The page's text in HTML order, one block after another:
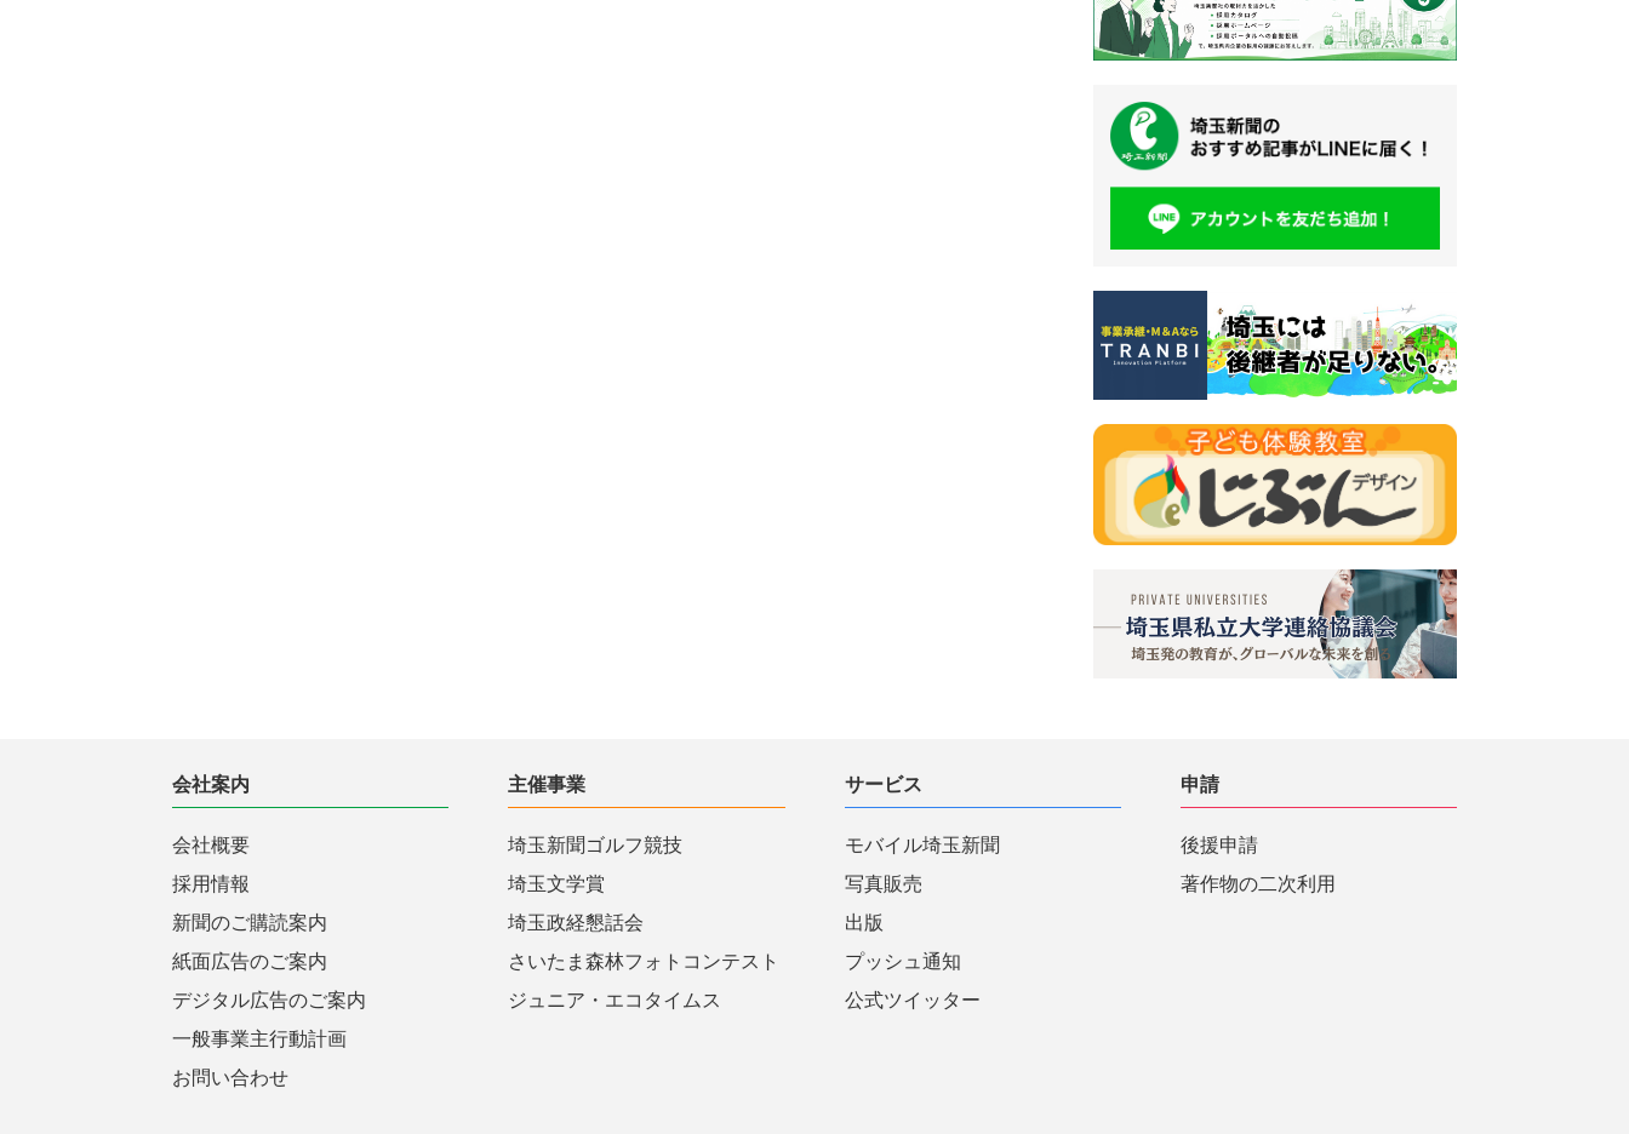
会社案内
会社概要
採用情報
新聞のご購読案内
紙面広告のご案内
デジタル広告のご案内
一般事業主行動計画
お問い合わせ
主催事業
埼玉新聞ゴルフ競技
埼玉文学賞
埼玉政経懇話会
さいたま森林フォトコンテスト
ジュニア・エコタイムス
サービス
モバイル埼玉新聞
写真販売
出版
プッシュ通知
公式ツイッター
申請
後援申請
著作物の二次利用